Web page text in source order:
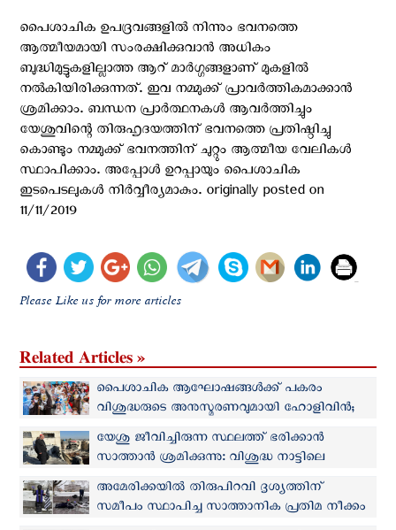
പൈശാചിക ഉപദ്രവങ്ങളില്‍ നിന്നും ഭവനത്തെ
ആത്മീയമായി സംരക്ഷിക്കുവാന്‍ അധികം
ബുദ്ധിമുട്ടുകളില്ലാത്ത ആറ് മാര്‍ഗ്ഗങ്ങളാണ് മുകളില്‍
നല്‍കിയിരിക്കുന്നത്. ഇവ നമ്മുക്ക് പ്രാവര്‍ത്തികമാക്കാന്‍
ശ്രമിക്കാം. ബന്ധന പ്രാര്‍ത്ഥനകള്‍ ആവര്‍ത്തിച്ചും
യേശുവിന്റെ തിരുഹൃദയത്തിന് ഭവനത്തെ പ്രതിഷ്ഠിച്ചു
കൊണ്ടും നമ്മുക്ക് ഭവനത്തിന് ചുറ്റും ആത്മീയ വേലികള്‍
സ്ഥാപിക്കാം. അപ്പോള്‍ ഉറപ്പായും പൈശാചിക
ഇടപെടലുകള്‍ നിര്‍വ്വീര്യമാകും. originally posted on
11/11/2019
Please Like us for more articles
Related Articles »
പൈശാചിക ആഘോഷങ്ങള്‍ക്ക് പകരം
വിശുദ്ധരുടെ അനുസ്മരണവുമായി ഹോളിവിന്‍;
ഒരുക്കങ്ങളുമായി ലാറ്റിന്‍ അമേരിക്ക
യേശു ജീവിച്ചിരുന്ന സ്ഥലത്ത് ഭരിക്കാൻ
സാത്താന്‍ ശ്രമിക്കുന്നു: വിശുദ്ധ നാട്ടിലെ
ആക്രമണങ്ങളില്‍ ജെറുസലേം പാത്രിയാര്‍ക്കീസ്
അമേരിക്കയില്‍ തിരുപിറവി ദൃശ്യത്തിന്
സമീപം സ്ഥാപിച്ച സാത്താനിക പ്രതിമ നീക്കം